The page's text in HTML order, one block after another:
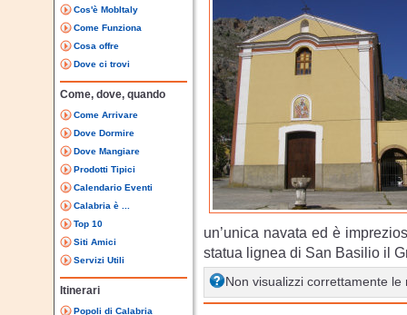
Cos'è MobItaly
Come Funziona
Cosa offre
Dove ci trovi
Come, dove, quando
Come Arrivare
Dove Dormire
Dove Mangiare
Prodotti Tipici
Calendario Eventi
Calabria è ...
Top 10
Siti Amici
Servizi Utili
Itinerari
Popoli di Calabria
un’unica navata ed è
statua lignea di San Basilio il
Non visualizzi correttamente